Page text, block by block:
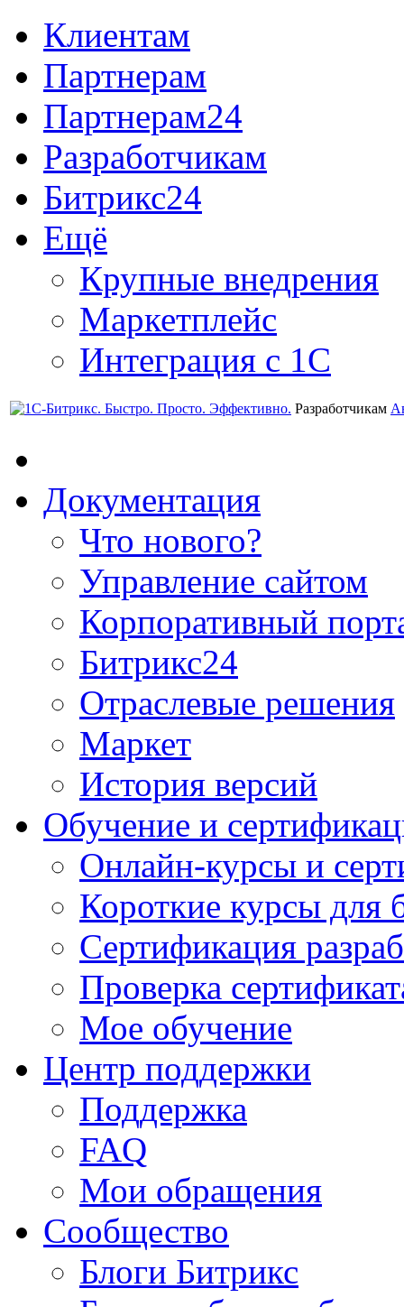
Клиентам
Партнерам
Партнерам24
Разработчикам
Битрикс24
Ещё
Крупные внедрения
Маркетплейс
Интеграция с 1С
Разработчикам
Документация
Что нового?
Управление сайтом
Корпоративный
Битрикс24
Отраслевые решения
Маркет
История версий
Обучение и
Онлайн-курсы и
Короткие курсы для
Сертификация
Проверка
Мое обучение
Центр поддержки
Поддержка
FAQ
Мои обращения
Сообщество
Блоги Битрикс